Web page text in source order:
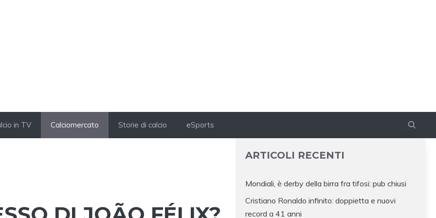
in TV Calciomercato Storie di calcio eSports
ARTICOLI RECENTI
Mondiali, è derby della birra fra tifosi: pub chiusi
Cristiano Ronaldo infinito: doppietta e nuovi
record a 41 anni